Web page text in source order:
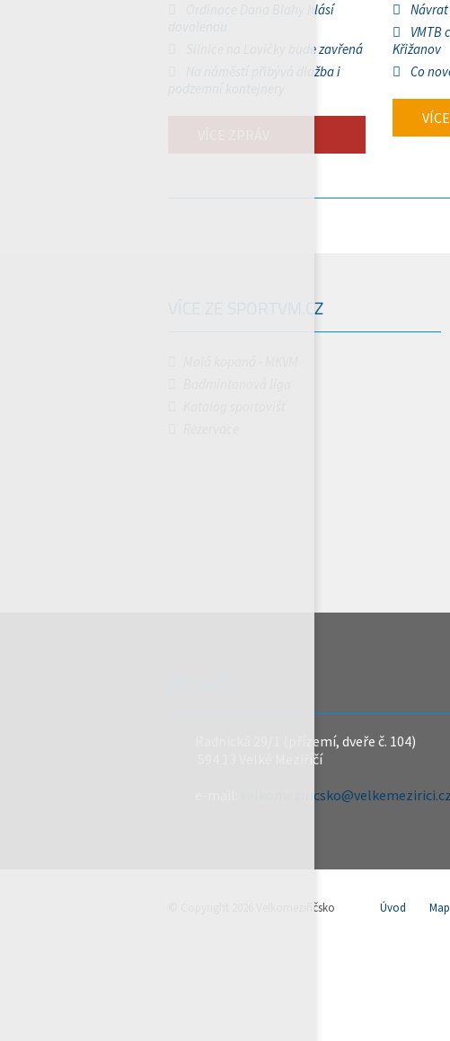
Ordinace Dana Blahy hlásí
Silnice na Lavičky bude zavřená
Na náměstí přibývá dlažba i
VMTB
Křižanov
Co
VÍCE ZE SPORTVM.CZ
Radnická 29/1 (přízemí, dveře č. 104)
594 13 Velké Meziříčí
velkomeziricsko@velkemezirici.cz
© Copyright 2026 Velkomeziříčsko Úvod